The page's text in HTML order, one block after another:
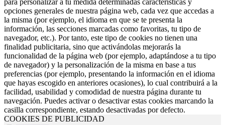
para personalizar a tu medida determinadas características y
opciones generales de nuestra página web, cada vez que accedas a
la misma (por ejemplo, el idioma en que se te presenta la
información, las secciones marcadas como favoritas, tu tipo de
navegador, etc.). Por tanto, este tipo de cookies no tienen una
finalidad publicitaria, sino que activándolas mejorarás la
funcionalidad de la página web (por ejemplo, adaptándose a tu tipo
de navegador) y la personalización de la misma en base a tus
preferencias (por ejemplo, presentando la información en el idioma
que hayas escogido en anteriores ocasiones), lo cual contribuirá a la
facilidad, usabilidad y comodidad de nuestra página durante tu
navegación. Puedes activar o desactivar estas cookies marcando la
casilla correspondiente, estando desactivadas por defecto.
COOKIES DE PUBLICIDAD